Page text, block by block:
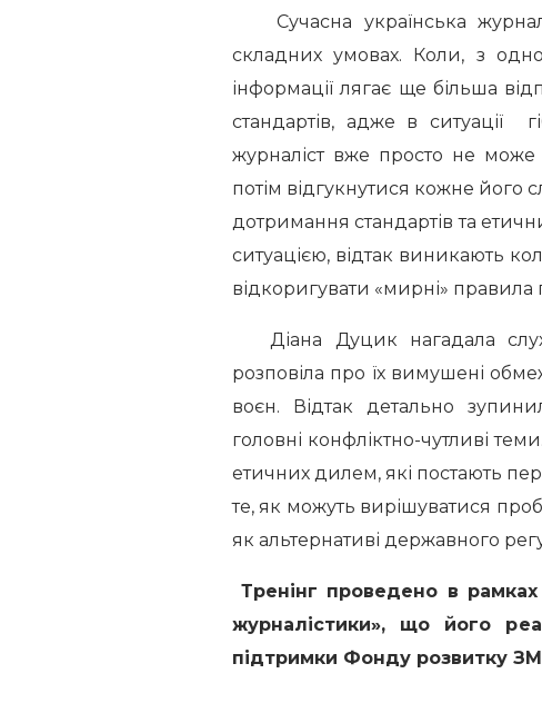
Сучасна українська
складних умовах. Коли, з
інформації лягає ще більша
стандартів, адже в ситуації
журналіст вже просто не
потім відгукнутися кожне його
дотримання стандартів та
ситуацією, відтак виникають
відкоригувати «мирні» правила
Діана Дуцик нагадала
розповіла про їх вимушені
воєн. Відтак детально
головні конфліктно-чутливі
етичних дилем, які постають
те, як можуть вирішуватися
як альтернативі державного
Тренінг проведено в
журналістики», що його
підтримки Фонду розвитку